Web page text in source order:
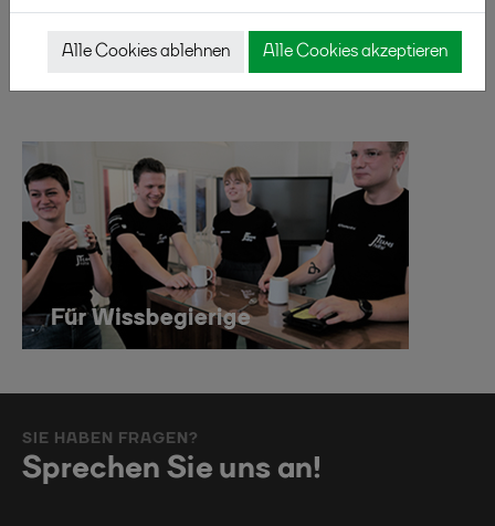
SIE HABEN FRAGEN?
Sprechen Sie uns an!
Alle Cookies ablehnen Alle Cookies akzeptieren